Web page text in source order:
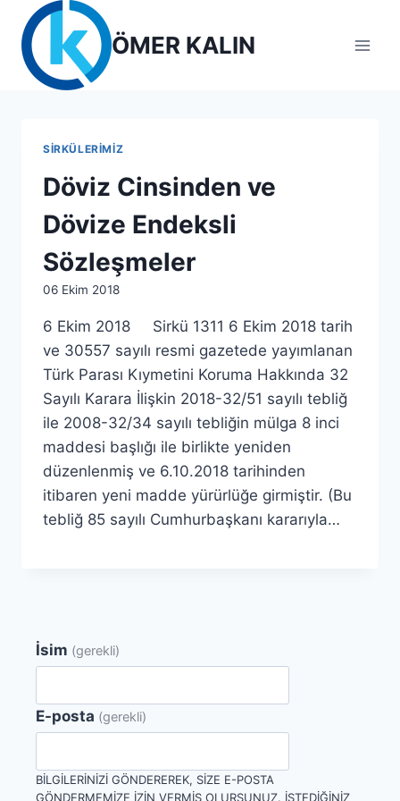
content
ÖMER KALIN
SIRKÜLERIMIZ
Döviz Cinsinden ve
Dövize Endeksli
Sözleşmeler
By
06 Ekim 2018
6 Ekim 2018 Sirkü 1311 6 Ekim 2018 tarih
ve 30557 sayılı resmi gazetede yayımlanan
Türk Parası Kıymetini Koruma Hakkında 32
Sayılı Karara İlişkin 2018-32/51 sayılı tebliğ
ile 2008-32/34 sayılı tebliğin mülga 8 inci
maddesi başlığı ile birlikte yeniden
düzenlenmiş ve 6.10.2018 tarihinden
itibaren yeni madde yürürlüğe girmiştir. (Bu
tebliğ 85 sayılı Cumhurbaşkanı kararıyla…
İsim (gerekli)
E-posta (gerekli)
BILGILERINIZI GÖNDEREREK, SIZE E-POSTA
GÖNDERMEMIZE IZIN VERMIŞ OLURSUNUZ. İSTEDIĞINIZ